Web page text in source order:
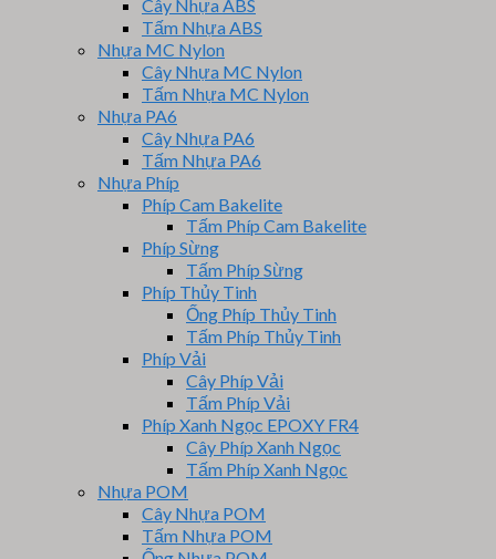
Cây Nhựa ABS
Tấm Nhựa ABS
Nhựa MC Nylon
Cây Nhựa MC Nylon
Tấm Nhựa MC Nylon
Nhựa PA6
Cây Nhựa PA6
Tấm Nhựa PA6
Nhựa Phíp
Phíp Cam Bakelite
Tấm Phíp Cam Bakelite
Phíp Sừng
Tấm Phíp Sừng
Phíp Thủy Tinh
Ống Phíp Thủy Tinh
Tấm Phíp Thủy Tinh
Phíp Vải
Cây Phíp Vải
Tấm Phíp Vải
Phíp Xanh Ngọc EPOXY FR4
Cây Phíp Xanh Ngọc
Tấm Phíp Xanh Ngọc
Nhựa POM
Cây Nhựa POM
Tấm Nhựa POM